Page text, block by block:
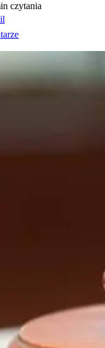
czytania